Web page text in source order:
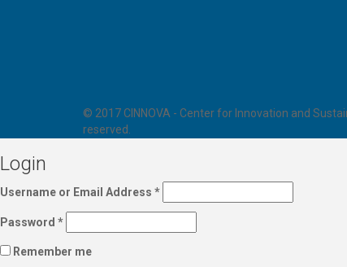
© 2017 CINNOVA - Center for Innovation and
reserved.
Login
Username or Email Address *
Password *
Remember me